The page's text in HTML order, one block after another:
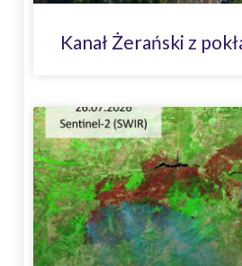
Kanał Żerański z